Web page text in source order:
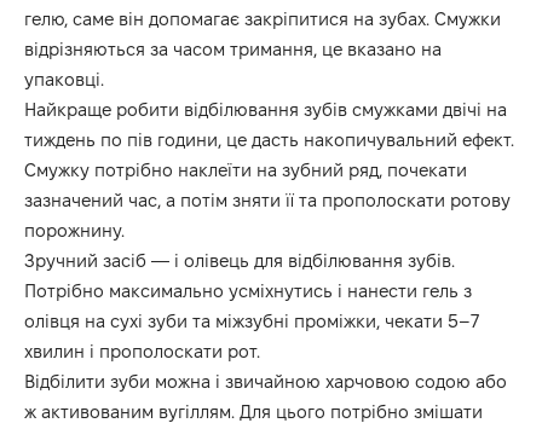
гелю, саме він допомагає закріпитися на зубах. Смужки
відрізняються за часом тримання, це вказано на
упаковці.
Найкраще робити відбілювання зубів смужками двічі на
тиждень по пів години, це дасть накопичувальний ефект.
Смужку потрібно наклеїти на зубний ряд, почекати
зазначений час, а потім зняти її та прополоскати ротову
порожнину.
Зручний засіб — і олівець для відбілювання зубів.
Потрібно максимально усміхнутись і нанести гель з
олівця на сухі зуби та міжзубні проміжки, чекати 5–7
хвилин і прополоскати рот.
Відбілити зуби можна і звичайною харчовою содою або
ж активованим вугіллям. Для цього потрібно змішати